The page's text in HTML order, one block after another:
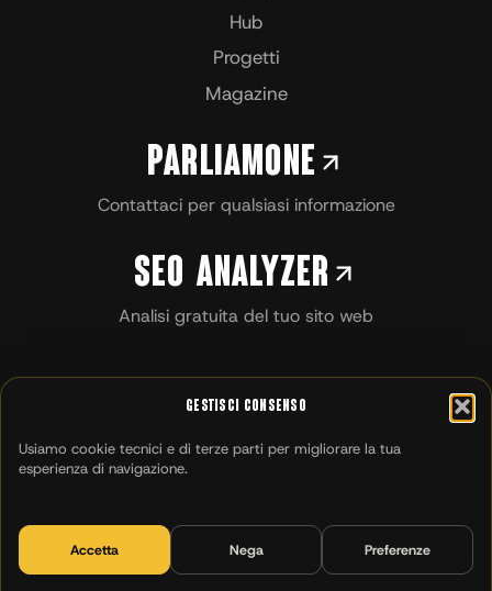
Gestisci Consenso
Usiamo cookie tecnici e di terze parti per migliorare la tua
esperienza di navigazione.
Accetta Nega Preferenze
Hub
Progetti
Magazine
Parliamone
Contattaci per qualsiasi informazione
SEO Analyzer
Analisi gratuita del tuo sito web
MILANOCATANIA